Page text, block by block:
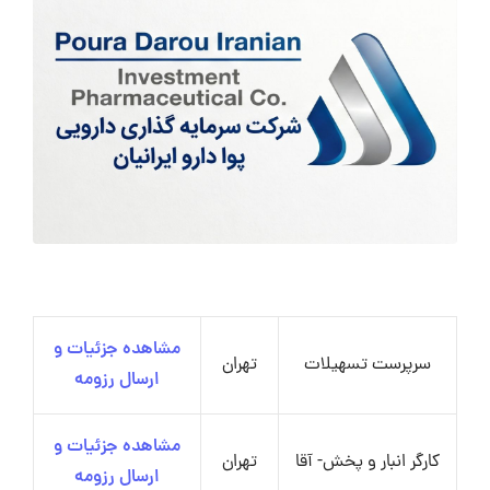
سرپرست تسهیلات تهران
مشاهده جزئیات و
ارسال رزومه
کارگر انبار و پخش- آقا تهران
مشاهده جزئیات و
ارسال رزومه